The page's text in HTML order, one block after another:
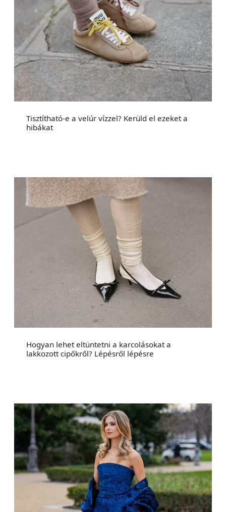
Tisztítható-e a velúr vízzel? Kerüld el ezeket a
hibákat
Hogyan lehet eltüntetni a karcolásokat a
lakkozott cipőkről? Lépésről lépésre